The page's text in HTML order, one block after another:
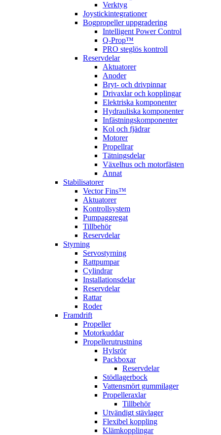
Verktyg
Joystickintegrationer
Bogpropeller uppgradering
Intelligent Power Control
Q-Prop™
PRO steglös kontroll
Reservdelar
Aktuatorer
Anoder
Bryt- och drivpinnar
Drivaxlar och kopplingar
Elektriska komponenter
Hydrauliska komponenter
Infästningskomponenter
Kol och fjädrar
Motorer
Propellrar
Tätningsdelar
Växelhus och motorfästen
Annat
Stabilisatorer
Vector Fins™
Aktuatorer
Kontrollsystem
Pumpaggregat
Tillbehör
Reservdelar
Styrning
Servostyrning
Rattpumpar
Cylindrar
Installationsdelar
Reservdelar
Rattar
Roder
Framdrift
Propeller
Motorkuddar
Propellerutrustning
Hylsrör
Packboxar
Reservdelar
Stödlagerbock
Vattensmört gummilager
Propelleraxlar
Tillbehör
Utvändigt stävlager
Flexibel koppling
Klämkopplingar